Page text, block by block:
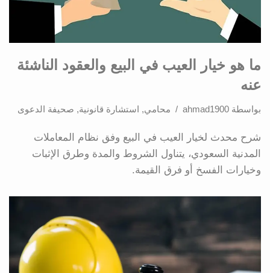
ما هو خيار العيب في البيع والعقود الناشئة
عنه
بواسطة ahmad1900 محامي, استشارة قانونية, صحيفة الدعوى
شرح محدث لخيار العيب في البيع وفق نظام المعاملات
المدنية السعودي، يتناول الشروط والمدة وطرق الإثبات
وخيارات الفسخ أو فرق القيمة.